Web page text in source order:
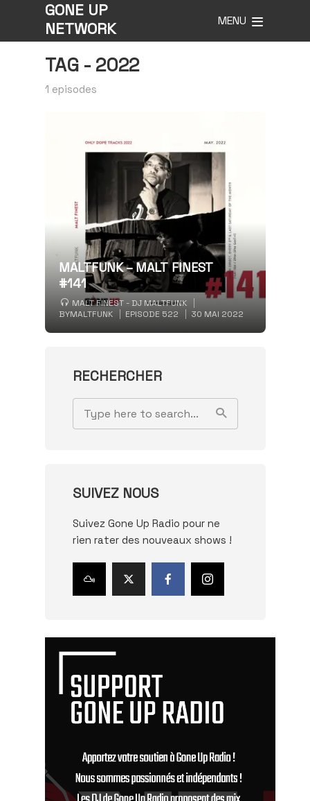
GONE UP
NETWORK
MENU
TAG - 2022
1 episodes
MALTFUNK – MALT FINEST
#141
MALT FINEST - DJ MALTFUNK
BYMALTFUNK EPISODE 522 30 MAI 2022
RECHERCHER
SUIVEZ NOUS
Suivez Gone Up Radio pour ne
rien rater des nouveaux shows !